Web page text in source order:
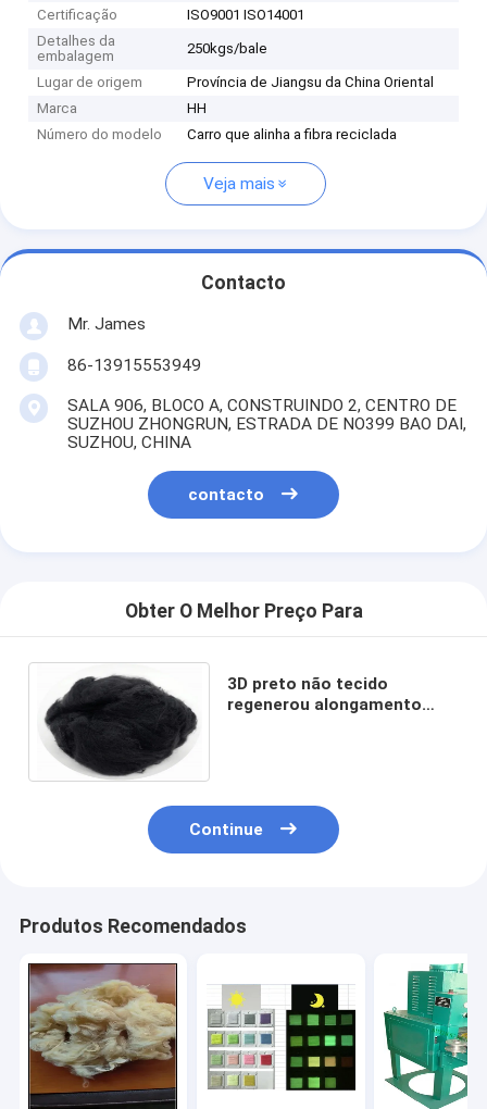
Certificação
ISO9001 ISO14001
Detalhes da
embalagem
250kgs/bale
Lugar de origem
Província de Jiangsu da China Oriental
Marca
HH
Número do modelo
Carro que alinha a fibra reciclada
Veja mais
Contacto
Mr. James
86-13915553949
SALA 906, BLOCO A, CONSTRUINDO 2, CENTRO DE
SUZHOU ZHONGRUN, ESTRADA DE NO399 BAO DAI,
SUZHOU, CHINA
contacto
Obter O Melhor Preço Para
3D preto não tecido
regenerou alongamento
Continue
Produtos Recomendados